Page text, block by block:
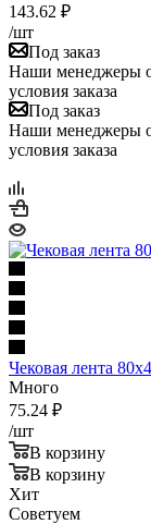
143.62 ₽
/шт
Под заказ
Наши менеджеры
условия заказа
Под заказ
Наши менеджеры
условия заказа
Чековая лента
Много
75.24 ₽
/шт
В корзину
В корзину
Хит
Советуем